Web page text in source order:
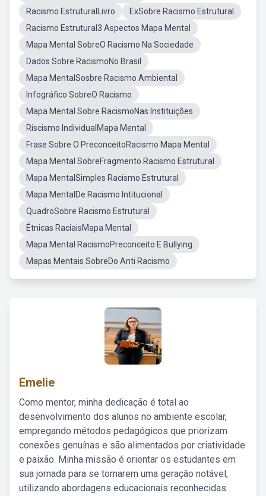
Racismo EstruturalLivro
ExSobre Racismo Estrutural
Racismo Estrutural3 Aspectos Mapa Mental
Mapa Mental SobreO Racismo Na Sociedade
Dados Sobre RacismoNo Brasil
Mapa MentalSosbre Racismo Ambiental
Infográfico SobreO Racismo
Mapa Mental Sobre RacismoNas Instituições
Riscismo IndividualMapa Mental
Frase Sobre O PreconceitoRacismo Mapa Mental
Mapa Mental SobreFragmento Racismo Estrutural
Mapa MentalSimples Racismo Estrutural
Mapa MentalDe Racismo Intitucional
QuadroSobre Racismo Estrutural
Étnicas RaciaisMapa Mental
Mapa Mental RacismoPreconceito E Bullying
Mapas Mentais SobreDo Anti Racismo
Emelie
Como mentor, minha dedicação é total ao
desenvolvimento dos alunos no ambiente escolar,
empregando métodos pedagógicos que priorizam
conexões genuínas e são alimentados por criatividade
e paixão. Minha missão é orientar os estudantes em
sua jornada para se tornarem uma geração notável,
utilizando abordagens educacionais reconhecidas